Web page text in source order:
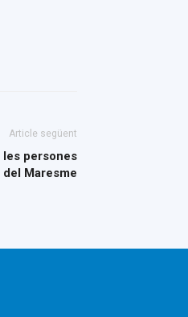
Article següent
persones
Maresme